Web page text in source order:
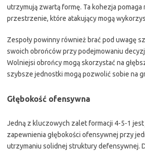
utrzymują zwartą formę. Ta kohezja pomaga
przestrzenie, które atakujący mogą
Zespoły powinny również brać pod uwagę
swoich obrońców przy podejmowaniu
Wolniejsi obrońcy mogą skorzystać na
szybsze jednostki mogą pozwolić sobie na
Głębokość ofensywna
Jedną z kluczowych zalet formacji 4-5-1
zapewnienia głębokości ofensywnej przy
utrzymaniu solidnej struktury defensywnej.